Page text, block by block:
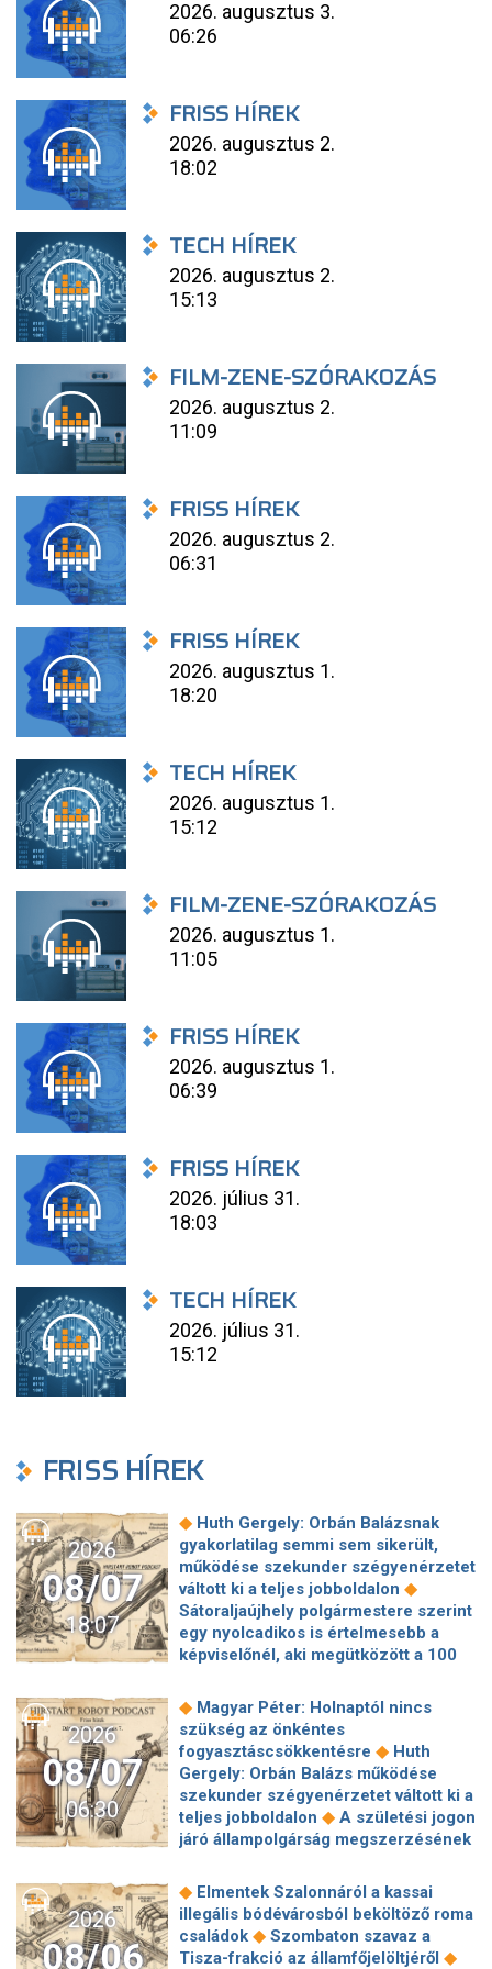
2026. augusztus 3.
06:26
FRISS HÍREK
2026. augusztus 2.
18:02
TECH HÍREK
2026. augusztus 2.
15:13
FILM-ZENE-SZÓRAKOZÁS
2026. augusztus 2.
11:09
FRISS HÍREK
2026. augusztus 2.
06:31
FRISS HÍREK
2026. augusztus 1.
18:20
TECH HÍREK
2026. augusztus 1.
15:12
FILM-ZENE-SZÓRAKOZÁS
2026. augusztus 1.
11:05
FRISS HÍREK
2026. augusztus 1.
06:39
FRISS HÍREK
2026. július 31.
18:03
TECH HÍREK
2026. július 31.
15:12
FRISS HÍREK
2026
08/07
18:07
◆ Huth Gergely: Orbán Balázsnak
gyakorlatilag semmi sem sikerült,
működése szekunder szégyenérzetet
váltott ki a teljes jobboldalon ◆
Sátoraljaújhely polgármestere szerint
egy nyolcadikos is értelmesebb a
képviselőnél, aki megütközött a 100
hírszerzés szerint Putyin pár éven
belül megtámadhat egy NATO-
tagállamot ◆ Vitézy Dávid
elmagyarázta, miért Mészárosék
cége nyerte a közbeszerzést
sínhegesztésre◆ Nagy cégek
segítségét kéri Szolnok
polgármestere a 400 kirúgott
mozgolódás a Legfőbb Ügyészségen,
többen kerülnek új pozícióba◆Tarr
Zoltán: Zajlik a közmédia átvilágítása
◆Gajdos László szerint butaság,
2026
08/07
06:30
◆ Magyar Péter: Holnaptól nincs
szükség az önkéntes
fogyasztáscsökkentésre ◆ Huth
Gergely: Orbán Balázs működése
szekunder szégyenérzetet váltott ki a
teljes jobboldalon ◆ A születési jogon
járó állampolgárság megszerzésének
Donald Trump
◆ „Kevésen múlt a
katasztrófa” – szintet léphetett az
orosz hibrid hadviselés ◆
Ákos: Vagyonkezelés közérdekből: mi
2026
08/06
◆ Elmentek Szalonnáról a kassai
illegális bódévárosból beköltöző roma
családok ◆ Szombaton szavaz a
Tisza-frakció az államfőjelöltjéről ◆